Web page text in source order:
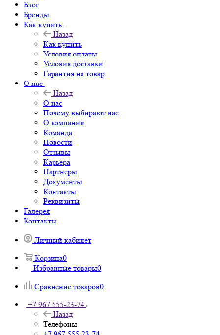
Блог
Бренды
Как купить
Назад
Как купить
Условия оплаты
Условия доставки
Гарантия на товар
О нас
Назад
О нас
Почему выбирают нас
О компании
Команда
Новости
Отзывы
Карьера
Партнеры
Документы
Контакты
Реквизиты
Галерея
Контакты
Личный кабинет
Корзина0
Избранные товары0
Сравнение товаров0
+7 967 555-23-74
Назад
Телефоны